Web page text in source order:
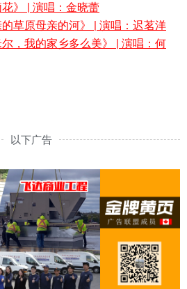
花》 | 演唱：金晓蕾
的草原母亲的河》 | 演唱：迟茗洋
尔，我的家乡多么美》 | 演唱：何
以下广告